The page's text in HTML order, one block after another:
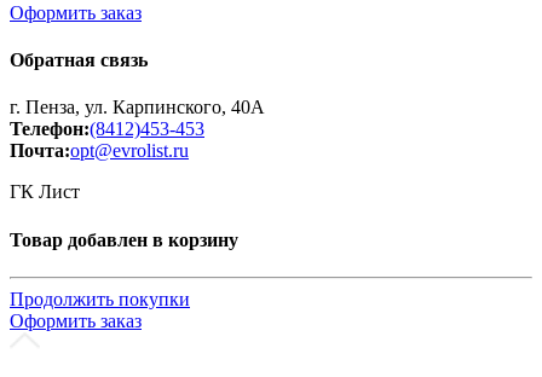
Оформить заказ
Обратная связь
г. Пенза, ул. Карпинского, 40А
Телефон:(8412)453-453
Почта:opt@evrolist.ru
ГК Лист
Товар добавлен в корзину
Продолжить покупки
Оформить заказ